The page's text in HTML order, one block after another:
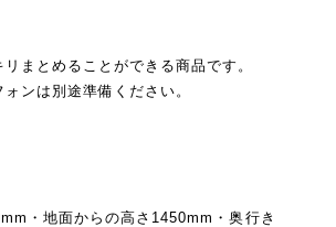
まとめることができる商品です。
ンは別途準備ください。
・地面からの高さ1450mm・奥行き